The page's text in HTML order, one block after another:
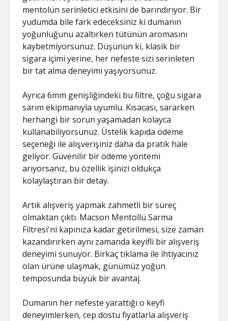
LISTE
RETWEET KASMA ŞIFRESIZ
SAYFA LISTESI
mentolün serinletici etkisini de barındırıyor. Bir
yudumda bile fark edeceksiniz ki dumanın
yoğunluğunu azaltırken tütünün aromasını
kaybetmiyorsunuz. Düşünün ki, klasik bir
sigara içimi yerine, her nefeste sizi serinleten
bir tat alma deneyimi yaşıyorsunuz.
Ayrıca 6mm genişliğindeki bu filtre, çoğu sigara
sarım ekipmanıyla uyumlu. Kısacası, sararken
herhangi bir sorun yaşamadan kolayca
kullanabiliyorsunuz. Üstelik kapıda ödeme
seçeneği ile alışverişiniz daha da pratik hale
geliyor. Güvenilir bir ödeme yöntemi
arıyorsanız, bu özellik işinizi oldukça
kolaylaştıran bir detay.
Artık alışveriş yapmak zahmetli bir süreç
olmaktan çıktı. Macson Mentollü Sarma
Filtresi'ni kapınıza kadar getirilmesi, size zaman
kazandırırken aynı zamanda keyifli bir alışveriş
deneyimi sunuyor. Birkaç tıklama ile ihtiyacınız
olan ürüne ulaşmak, günümüz yoğun
temposunda büyük bir avantaj.
Dumanın her nefeste yarattığı o keyfi
deneyimlerken, cep dostu fiyatlarla alışveriş